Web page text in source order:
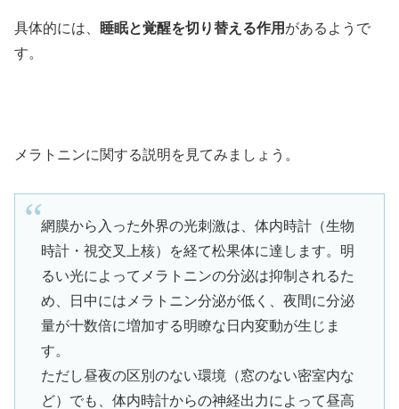
具体的には、 睡眠と覚醒を切り替える作用 があるようで
す。
メラトニンに関する説明を見てみましょう。
網膜から入った外界の光刺激は、体内時計（生物
時計・視交叉上核）を経て松果体に達します。明
るい光によってメラトニンの分泌は抑制されるた
め、日中にはメラトニン分泌が低く、夜間に分泌
量が十数倍に増加する明瞭な日内変動が生じま
す。
ただし昼夜の区別のない環境（窓のない密室内な
ど）でも、体内時計からの神経出力によって昼高